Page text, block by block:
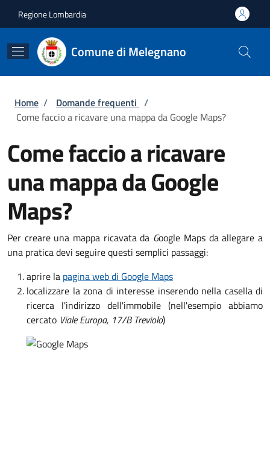
Regione Lombardia
Comune di Melegnano
Briciole di pane
Home / Domande frequenti /
Come faccio a ricavare una mappa da Google Maps?
Come faccio a ricavare
una mappa da Google
Maps?
Per creare una mappa ricavata da Google Maps da allegare a
una pratica devi seguire questi semplici passaggi:
aprire la pagina web di Google Maps
localizzare la zona di interesse inserendo nella casella di
ricerca l'indirizzo dell'immobile (nell'esempio abbiamo
cercato Viale Europa, 17/B Treviolo)